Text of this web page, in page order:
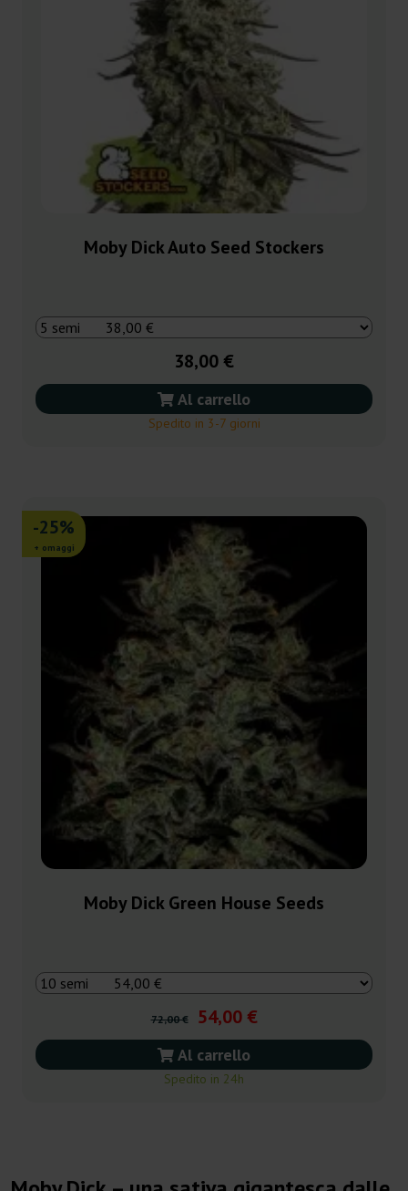
Moby Dick Auto Seed Stockers
38,00 €
Al carrello
Spedito in 3-7 giorni
-25%
+ omaggi
Moby Dick Green House Seeds
72,00 € 54,00 €
Al carrello
Spedito in 24h